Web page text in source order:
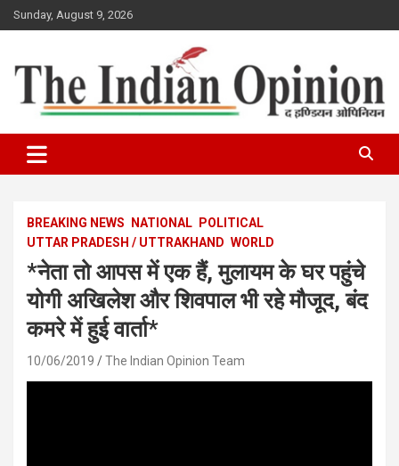
Skip
to
Sunday, August 9, 2026
Indian Opinion News
BREAKING NEWS NATIONAL
POLITICAL
UTTAR PRADESH / UTTRAKHAND WORLD
*नेता तो आपस में एक हैं, मुलायम के घर पहुंचे
योगी अखिलेश और शिवपाल भी रहे मौजूद, बंद
कमरे में हुई वार्ता*
10/06/2019 The Indian Opinion Team